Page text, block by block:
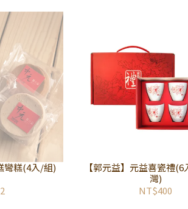
彎糕(4入/組)
【郭元益】元益喜瓷禮
灣)
NT$400